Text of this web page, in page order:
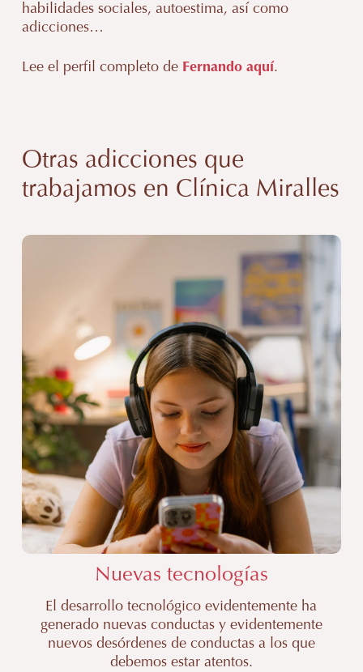
Aprenderemos a solucionar los problemas sin
filtros, y verás
Elaboraremos estrategias para prevenir
habilidades sociales, autoestima, así como
adicciones…
Lee el perfil completo de Fernando aquí.
Otras adicciones que
trabajamos en Clínica Miralles
Nuevas tecnologías
El desarrollo tecnológico evidentemente ha
generado nuevas conductas y evidentemente
nuevos desórdenes de conductas a los que
debemos estar atentos.
Psicólogo
redes
sociales
y/o
videojuegos
Valencia
|
Clínica
Miralles